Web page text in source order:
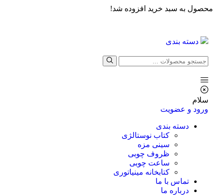
محصول به سبد خرید افزوده شد!
دسته بندی
سلام
ورود و عضویت
دسته بندی
کتاب نوستالژی
سینی مزه
ظروف چوبی
ساعت چوبی
کتابخانه مینیاتوری
تماس با ما
درباره ما